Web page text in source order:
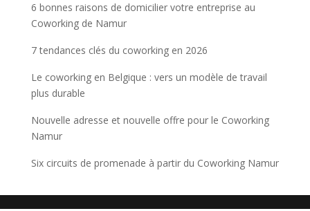
6 bonnes raisons de domicilier votre entreprise au
Coworking de Namur
7 tendances clés du coworking en 2026
Le coworking en Belgique : vers un modèle de travail
plus durable
Nouvelle adresse et nouvelle offre pour le Coworking
Namur
Six circuits de promenade à partir du Coworking Namur